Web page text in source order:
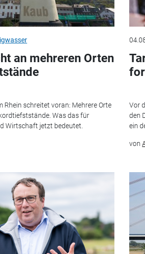
an mehreren Orten
Rhein schreitet voran: Mehrere Orte
Was das für
Wirtschaft jetzt bedeutet.
Vor
den
ein
von